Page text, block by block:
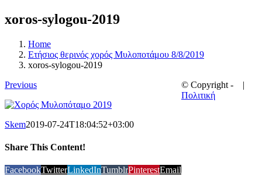
xoros-sylogou-2019
Home
Ετήσιος θερινός χορός Μυλοποτάμου 8/8/2019
xoros-sylogou-2019
Previous
Skem2019-07-24T18:04:52+03:00
Share This Content!
FacebookTwitterLinkedInTumblrPinterestEmail
© Copyright -
|
Πολιτική